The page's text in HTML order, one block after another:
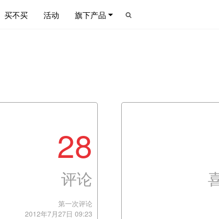
买不买 活动 旗下产品
28
评论
第一次评论
2012年7月27日 09:23